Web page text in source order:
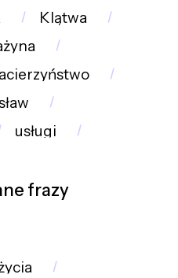
Klątwa
usługi
frazy